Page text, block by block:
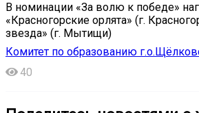
В номинации «За волю к победе»
«Красногорские орлята» (г.
звезда» (г. Мытищи)
Комитет по образованию
40